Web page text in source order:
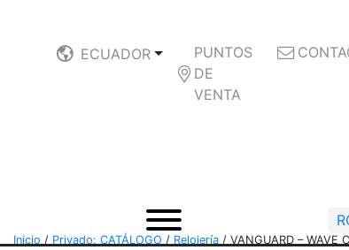
ECUADOR
PUNTOS
DE
VENTA
Inicio / Privado: CATÁLOGO / Relojería / VANGUARD – WAVE